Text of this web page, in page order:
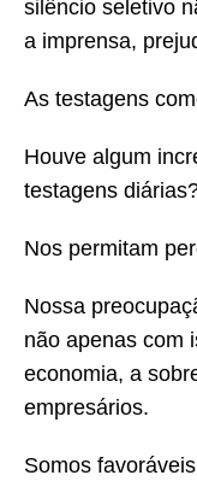
silêncio seletivo
a imprensa,
As testagens
Houve algum
testagens
Nos permitam
Nossa
não apenas com
economia, a
empresários.
Somos